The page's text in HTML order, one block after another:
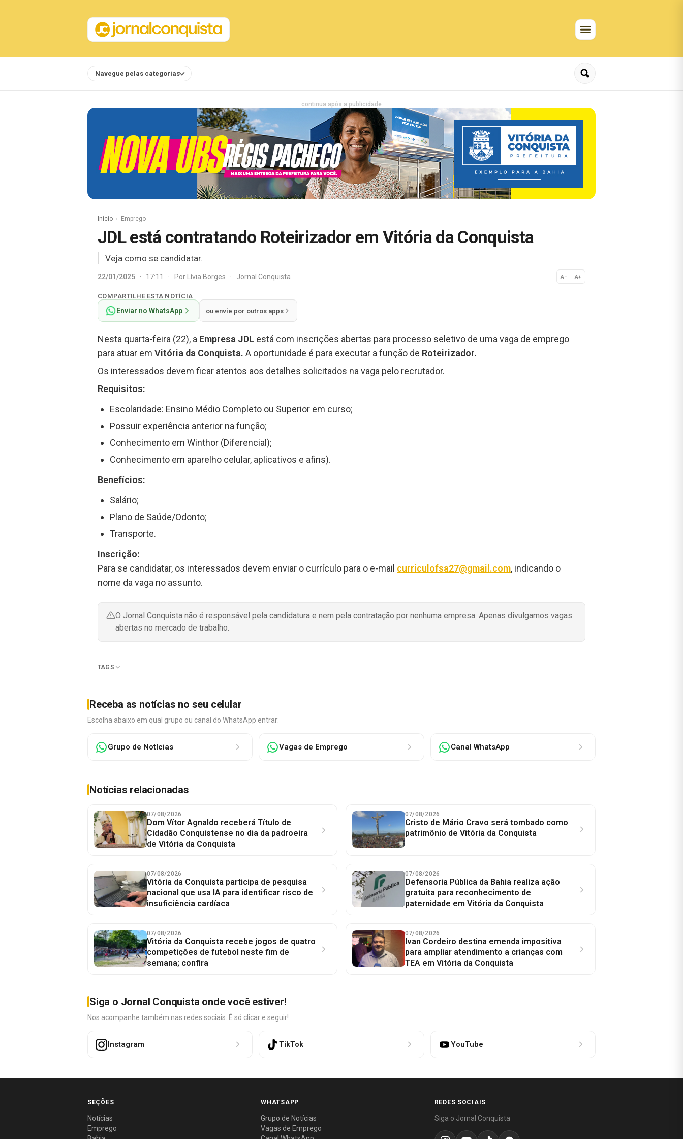
Navegue pelas categorias
continua após a publicidade
Início Emprego
JDL está contratando Roteirizador em Vitória da Conquista
Veja como se candidatar.
22/01/2025 · 17:11 · PorLívia Borges · Jornal Conquista A− A+
Normal
COMPARTILHE ESTA NOTÍCIA
Enviar no WhatsApp ou envie por outros apps
Nesta quarta-feira (22), a Empresa JDL está com inscrições abertas para processo seletivo de uma vaga de emprego
para atuar em Vitória da Conquista. A oportunidade é para executar a função de Roteirizador.
Os interessados devem ficar atentos aos detalhes solicitados na vaga pelo recrutador.
Requisitos:
Escolaridade: Ensino Médio Completo ou Superior em curso;
Possuir experiência anterior na função;
Conhecimento em Winthor (Diferencial);
Conhecimento em aparelho celular, aplicativos e afins).
Benefícios:
Salário;
Plano de Saúde/Odonto;
Transporte.
Inscrição:
Para se candidatar, os interessados devem enviar o currículo para o e-mail curriculofsa27@gmail.com, indicando o
nome da vaga no assunto.
O Jornal Conquista não é responsável pela candidatura e nem pela contratação por nenhuma empresa. Apenas divulgamos vagas
abertas no mercado de trabalho.
TAGS
Receba as notícias no seu celular
Escolha abaixo em qual grupo ou canal do WhatsApp entrar:
Grupo de Notícias Vagas de Emprego Canal WhatsApp
Notícias relacionadas
07/08/2026
Dom Vítor Agnaldo receberá Título de
Cidadão Conquistense no dia da padroeira
de Vitória da Conquista
07/08/2026
Cristo de Mário Cravo será tombado como
patrimônio de Vitória da Conquista
07/08/2026
Vitória da Conquista participa de pesquisa
nacional que usa IA para identificar risco de
insuficiência cardíaca
07/08/2026
Defensoria Pública da Bahia realiza ação
gratuita para reconhecimento de
paternidade em Vitória da Conquista
07/08/2026
Vitória da Conquista recebe jogos de quatro
competições de futebol neste fim de
semana; confira
07/08/2026
Ivan Cordeiro destina emenda impositiva
para ampliar atendimento a crianças com
TEA em Vitória da Conquista
Siga o Jornal Conquista onde você estiver!
Nos acompanhe também nas redes sociais. É só clicar e seguir!
Instagram TikTok YouTube
SEÇÕES
Notícias
Emprego
WHATSAPP
Grupo de Notícias
Vagas de Emprego
REDES SOCIAIS
Siga o Jornal Conquista